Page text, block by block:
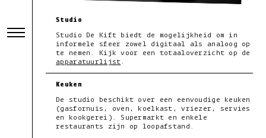
Studio
Studio De Kift biedt de mogelijkheid om in
informele sfeer zowel digitaal als analoog op
te nemen. Kijk voor een totaaloverzicht op de
apparatuurlijst
Keuken
De studio beschikt over een eenvoudige keuken
(gasfornuis, oven, koelkast, vriezer, servies
en kookgerei). Supermarkt en enkele
restaurants zijn op loopafstand.